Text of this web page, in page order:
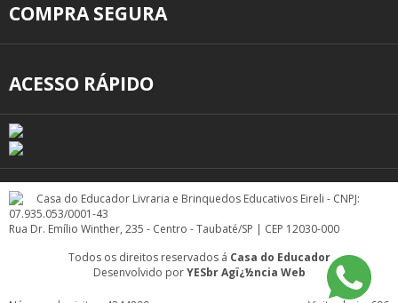
COMPRA SEGURA
ACESSO RÁPIDO
Casa do Educador Livraria e Brinquedos Educativos Eireli - CNPJ:
07.935.053/0001-43
Rua Dr. Emílio Winther, 235 - Centro - Taubaté/SP | CEP 12030-000
Todos os direitos reservados á Casa do Educador
Desenvolvido porYESbr Agï¿½ncia Web